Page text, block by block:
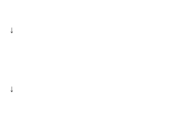
↓
↓